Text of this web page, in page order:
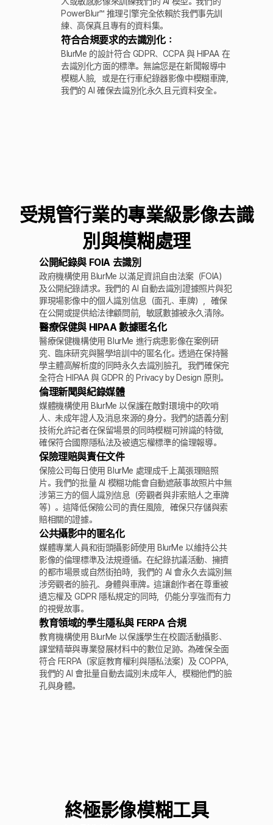
PowerBlur™ 推理引擎完全依賴於我們事先訓
練、高保真且專有的資料集。
符合合規要求的去識別化：
BlurMe 的設計符合 GDPR、CCPA 與 HIPAA 在
去識別化方面的標準。無論您是在新聞報導中
模糊人臉，或是在行車紀錄器影像中模糊車牌，
我們的 AI 確保去識別化永久且元資料安全。
受規管行業的專業級影像去識
別與模糊處理
公開紀錄與 FOIA 去識別
政府機構使用 BlurMe 以滿足資訊自由法案（FOIA）
及公開紀錄請求。我們的 AI 自動去識別證據照片與犯
罪現場影像中的個人識別信息（面孔、車牌），確保
在公開或提供給法律顧問前，敏感數據被永久清除。
醫療保健與 HIPAA 數據匿名化
醫療保健機構使用 BlurMe 進行病患影像在案例研
究、臨床研究與醫學培訓中的匿名化。透過在保持醫
學主體高解析度的同時永久去識別臉孔，我們確保完
全符合 HIPAA 與 GDPR 的 Privacy by Design 原則。
倫理新聞與紀錄媒體
媒體機構使用 BlurMe 以保護在敵對環境中的吹哨
人、未成年證人及消息來源的身分。我們的語義分割
技術允許記者在保留場景的同時模糊可辨識的特徵，
確保符合國際隱私法及被遺忘權標準的倫理報導。
保險理賠與責任文件
保險公司每日使用 BlurMe 處理成千上萬張理賠照
片。我們的批量 AI 模糊功能會自動遮蔽事故照片中無
涉第三方的個人識別信息（旁觀者與非索賠人之車牌
等）。這降低保險公司的責任風險，確保只存儲與索
賠相關的證據。
公共攝影中的匿名化
媒體專業人員和街頭攝影師使用 BlurMe 以維持公共
影像的倫理標準及法規遵循。在紀錄抗議活動、擁擠
的都市場景或自然街拍時，我們的 AI 會永久去識別無
涉旁觀者的臉孔、身體與車牌。這讓創作者在尊重被
遺忘權及 GDPR 隱私規定的同時，仍能分享強而有力
的視覺故事。
教育領域的學生隱私與 FERPA 合規
教育機構使用 BlurMe 以保護學生在校園活動攝影、
課堂精華與專業發展材料中的數位足跡。為確保全面
符合 FERPA（家庭教育權利與隱私法案）及 COPPA，
我們的 AI 會批量自動去識別未成年人，模糊他們的臉
孔與身體。
終極影像模糊工具